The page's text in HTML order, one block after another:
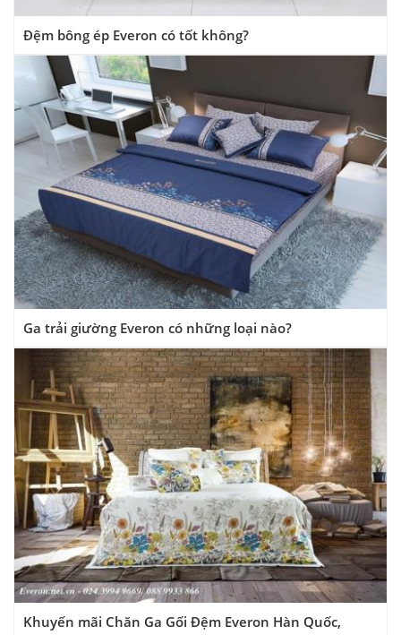
Đệm bông ép Everon có tốt không?
Ga trải giường Everon có những loại nào?
Khuyến mãi Chăn Ga Gối Đệm Everon Hàn Quốc,